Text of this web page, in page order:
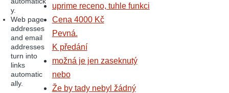
y.
Web page
addresses
and email
addresses
turn into
links
automatic
ally.
uprime receno, tuhle funkci
Cena 4000 Kč
Pevná.
K předání
možná je jen zaseknutý
nebo
Že by tady nebyl žádný